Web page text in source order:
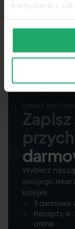
korzystania z ich
LEKARZ RODZINNY
Zapisz
Wybierz
swojego
kolejek.
3 darmowe
Recepty,
online